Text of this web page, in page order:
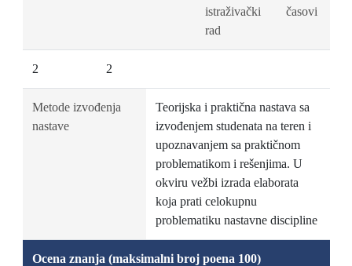
istraživački
rad
časovi
2 2
Metode izvođenja
nastave
Teorijska i praktična nastava sa
izvođenjem studenata na teren i
upoznavanjem sa praktičnom
problematikom i rešenjima. U
okviru vežbi izrada elaborata
koja prati celokupnu
problematiku nastavne discipline
Ocena znanja (maksimalni broj poena 100)